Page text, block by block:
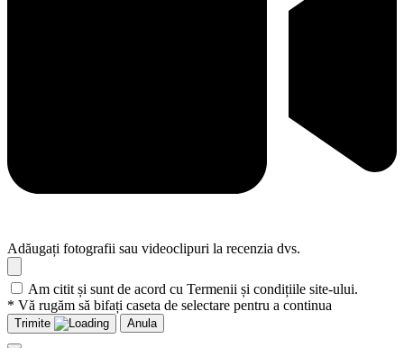
Adăugați fotografii sau videoclipuri la recenzia dvs.
Am citit și sunt de acord cu Termenii și condițiile site-ului.
* Vă rugăm să bifați caseta de selectare pentru a continua
Trimite Anula